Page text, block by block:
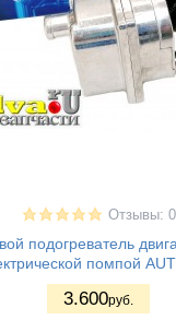
Отзывы: 0
подогреватель
помпой
3.600руб.